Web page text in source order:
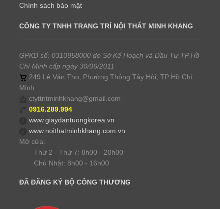
Chính sách bảo mật
CÔNG TY TNHH TRANG TRÍ NỘI THẤT MINH KHANG
GPKD số: 0310958000 do Sở Kế Hoạch và Đầu Tư TP Hồ
Chí Minh cấp ngày 30/06/2011
249 Lê Văn Thọ, Phường Thông Tây Hội, TP Hồ Chí
Minh
ctyttntminhkhang@gmail.com
0916.289.994
www.giaydantuongkorea.vn
www.noithatminhkhang.com.vn
Mở cửa:
Thứ 2 - Thứ 7: 8h00 - 20h00
Chủ Nhật: 8h00 - 16h00
ĐÃ ĐĂNG KÝ BỘ CÔNG THƯƠNG